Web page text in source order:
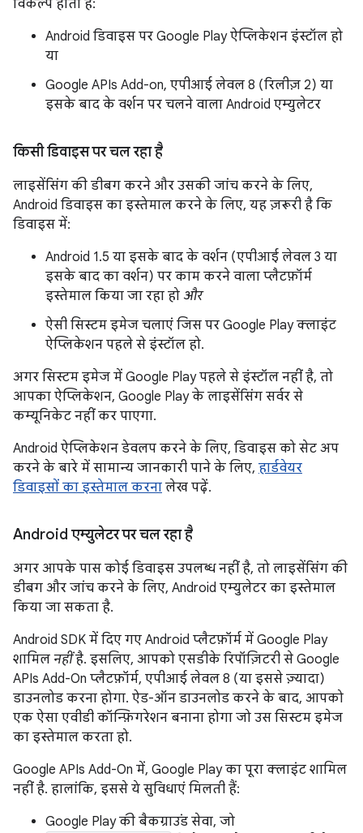
विकल्प होता है:
Android डिवाइस पर Google Play ऐप्लिकेशन इंस्टॉल हो
या
Google APIs Add-on, एपीआई लेवल 8 (रिलीज़ 2) या
इसके बाद के वर्शन पर चलने वाला Android एम्युलेटर
किसी डिवाइस पर चल रहा है
लाइसेंसिंग की डीबग करने और उसकी जांच करने के लिए,
Android डिवाइस का इस्तेमाल करने के लिए, यह ज़रूरी है कि
डिवाइस में:
Android 1.5 या इसके बाद के वर्शन (एपीआई लेवल 3 या
इसके बाद का वर्शन) पर काम करने वाला प्लैटफ़ॉर्म
इस्तेमाल किया जा रहा हो और
ऐसी सिस्टम इमेज चलाएं जिस पर Google Play क्लाइंट
ऐप्लिकेशन पहले से इंस्टॉल हो.
अगर सिस्टम इमेज में Google Play पहले से इंस्टॉल नहीं है, तो
आपका ऐप्लिकेशन, Google Play के लाइसेंसिंग सर्वर से
कम्यूनिकेट नहीं कर पाएगा.
Android ऐप्लिकेशन डेवलप करने के लिए, डिवाइस को सेट अप
करने के बारे में सामान्य जानकारी पाने के लिए, हार्डवेयर
डिवाइसों का इस्तेमाल करना लेख पढ़ें.
Android एम्युलेटर पर चल रहा है
अगर आपके पास कोई डिवाइस उपलब्ध नहीं है, तो लाइसेंसिंग की
डीबग और जांच करने के लिए, Android एम्युलेटर का इस्तेमाल
किया जा सकता है.
Android SDK में दिए गए Android प्लैटफ़ॉर्म में Google Play
शामिल नहींहै. इसलिए, आपको एसडीके रिपॉज़िटरी से Google
APIs Add-On प्लैटफ़ॉर्म, एपीआई लेवल 8 (या इससे ज़्यादा)
डाउनलोड करना होगा. ऐड-ऑन डाउनलोड करने के बाद, आपको
एक ऐसा एवीडी कॉन्फ़िगरेशन बनाना होगा जो उस सिस्टम इमेज
का इस्तेमाल करता हो.
Google APIs Add-On में, Google Play का पूरा क्लाइंट शामिल
नहीं है. हालांकि, इससे ये सुविधाएं मिलती हैं:
Google Play की बैकग्राउंड सेवा, जो